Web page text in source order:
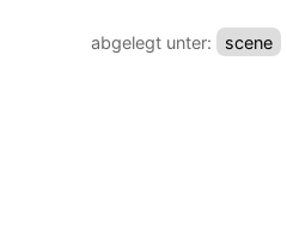
abgelegt unter: scene